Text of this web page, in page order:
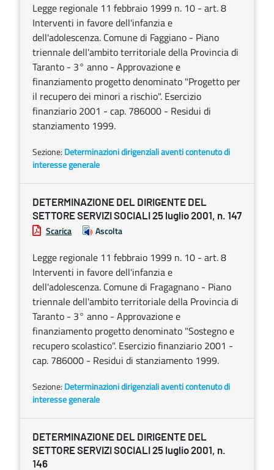
Legge regionale 11 febbraio 1999 n. 10 - art. 8
Interventi in favore dell'infanzia e
dell'adolescenza. Comune di Faggiano - Piano
triennale dell'ambito territoriale della Provincia di
Taranto - 3° anno - Approvazione e
finanziamento progetto denominato "Progetto per
il recupero dei minori a rischio". Esercizio
finanziario 2001 - cap. 786000 - Residui di
stanziamento 1999.
Sezione: Determinazioni dirigenziali aventi contenuto di
interesse generale
DETERMINAZIONE DEL DIRIGENTE DEL
SETTORE SERVIZI SOCIALI 25 luglio 2001, n. 147
Scarica Ascolta
Legge regionale 11 febbraio 1999 n. 10 - art. 8
Interventi in favore dell'infanzia e
dell'adolescenza. Comune di Fragagnano - Piano
triennale dell'ambito territoriale della Provincia di
Taranto - 3° anno - Approvazione e
finanziamento progetto denominato "Sostegno e
recupero scolastico". Esercizio finanziario 2001 -
cap. 786000 - Residui di stanziamento 1999.
Sezione: Determinazioni dirigenziali aventi contenuto di
interesse generale
DETERMINAZIONE DEL DIRIGENTE DEL
SETTORE SERVIZI SOCIALI 25 luglio 2001, n.
146